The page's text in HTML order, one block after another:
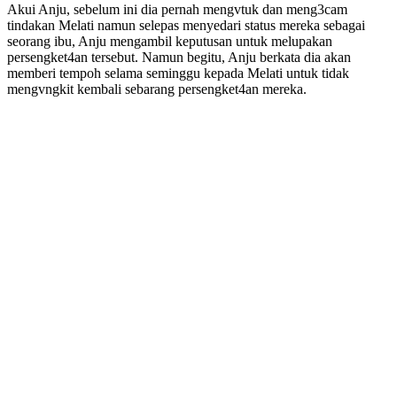
Akui Anju, sebelum ini dia pernah mengvtuk dan meng3cam
tindakan Melati namun selepas menyedari status mereka sebagai
seorang ibu, Anju mengambil keputusan untuk melupakan
persengket4an tersebut. Namun begitu, Anju berkata dia akan
memberi tempoh selama seminggu kepada Melati untuk tidak
mengvngkit kembali sebarang persengket4an mereka.